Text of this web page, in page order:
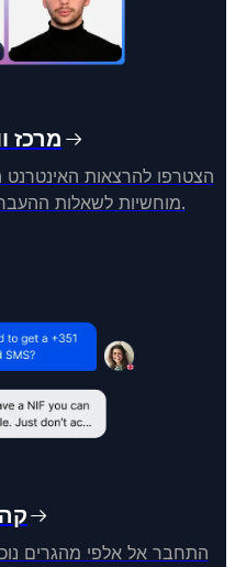
מרכז
הצטרפו להרצאות האינטרנט
מוחשיות לשאלות ההעברה החשובות ביותר שלך.
התחבר אל אלפי מהגרים